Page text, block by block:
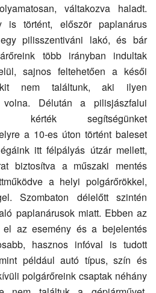
váltakozva haladt.
is történt, először paplanárus
pilisszentiváni lakó, és bár
több irányban indultak
sajnos feltehetően a késői
nem találtunk, aki ilyen
volna. Délután a pilisjászfalui
kérték segítségünket
a 10-es úton történt baleset
itt félpályás útzár mellett,
biztosítva a műszaki mentés
a helyi polgárőrökkel,
Szombaton délelőtt szintén
paplanárusok miatt. Ebben az
az esemény és a bejelentés
hasznos infóval is tudott
például autó típus, szín és
polgárőreink csaptak néhány